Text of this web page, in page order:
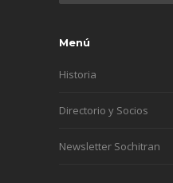
Menú
Historia
Directorio y Socios
Newsletter Sochitran